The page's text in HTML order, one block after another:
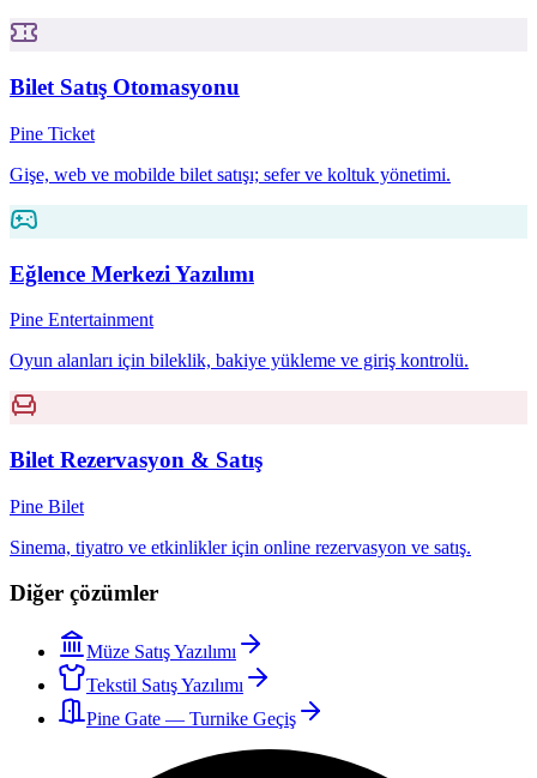
Bilet Satış Otomasyonu
Pine Ticket
Gişe, web ve mobilde bilet satışı; sefer ve koltuk yönetimi.
Eğlence Merkezi Yazılımı
Pine Entertainment
Oyun alanları için bileklik, bakiye yükleme ve giriş kontrolü.
Bilet Rezervasyon & Satış
Pine Bilet
Sinema, tiyatro ve etkinlikler için online rezervasyon ve satış.
Diğer çözümler
Müze Satış Yazılımı
Tekstil Satış Yazılımı
Pine Gate — Turnike Geçiş